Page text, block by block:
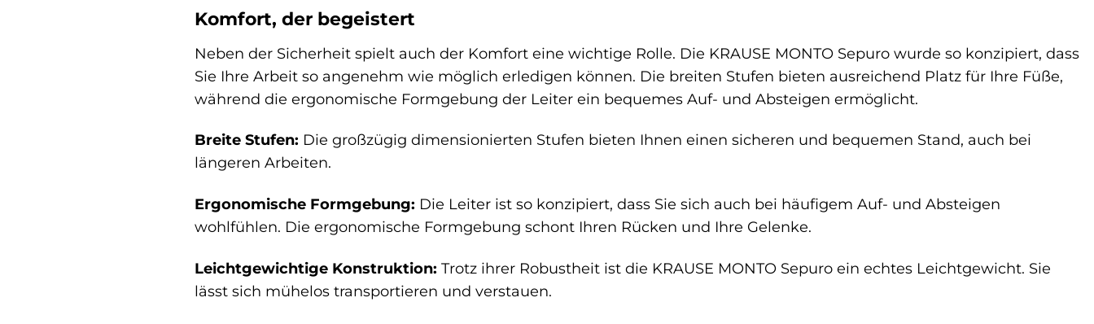
Komfort, der begeistert
Neben der Sicherheit spielt auch der Komfort eine wichtige Rolle. Die KRAUSE MONTO Sepuro wurde so konzipiert, dass
Sie Ihre Arbeit so angenehm wie möglich erledigen können. Die breiten Stufen bieten ausreichend Platz für Ihre Füße,
während die ergonomische Formgebung der Leiter ein bequemes Auf- und Absteigen ermöglicht.
Breite Stufen: Die großzügig dimensionierten Stufen bieten Ihnen einen sicheren und bequemen Stand, auch bei
längeren Arbeiten.
Ergonomische Formgebung: Die Leiter ist so konzipiert, dass Sie sich auch bei häufigem Auf- und Absteigen
wohlfühlen. Die ergonomische Formgebung schont Ihren Rücken und Ihre Gelenke.
Leichtgewichtige Konstruktion: Trotz ihrer Robustheit ist die KRAUSE MONTO Sepuro ein echtes Leichtgewicht. Sie
lässt sich mühelos transportieren und verstauen.